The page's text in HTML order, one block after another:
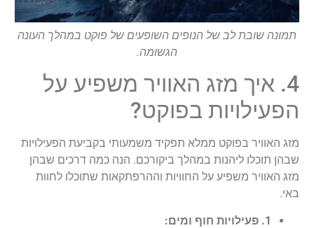
תמונה שובת לב של הנופים השופעים של פוקט במהלך העונה
הגשומה.
4. איך מזג האוויר משפיע על
הפעילויות בפוקט?
מזג האוויר בפוקט ממלא תפקיד משמעותי בקביעת הפעילויות
שבהן תוכלו ליהנות במהלך ביקורכם. הנה כמה דרכים שבהן
מזג האוויר משפיע על החוויות וההרפתקאות שתוכלו לחוות
באי.
1. פעילויות חוף ומים: